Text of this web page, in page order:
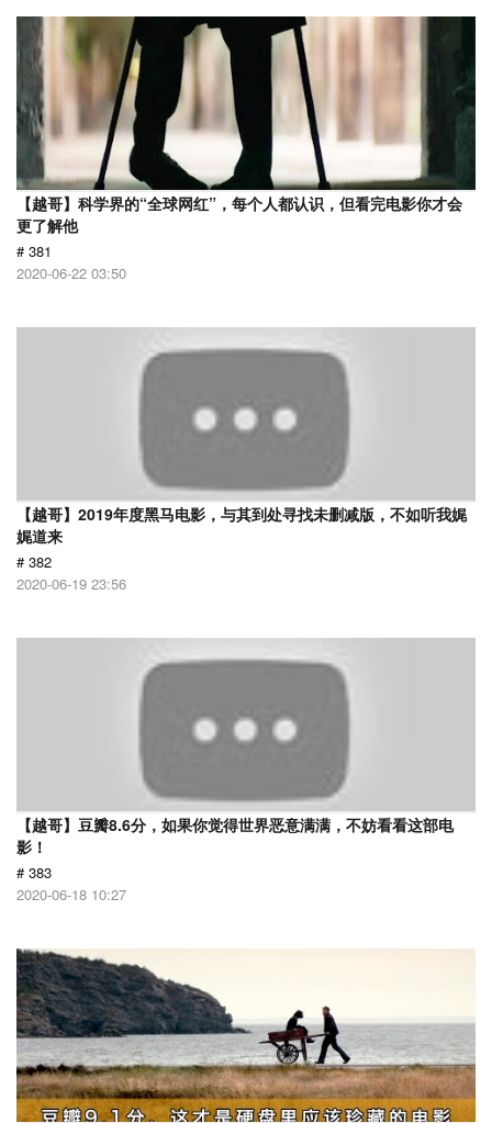
【越哥】科学界的“全球网红”，每个人都认识，但看完电影你才会
更了解他
# 381
2020-06-22 03:50
【越哥】2019年度黑马电影，与其到处寻找未删减版，不如听我娓
娓道来
# 382
2020-06-19 23:56
【越哥】豆瓣8.6分，如果你觉得世界恶意满满，不妨看看这部电
影！
# 383
2020-06-18 10:27